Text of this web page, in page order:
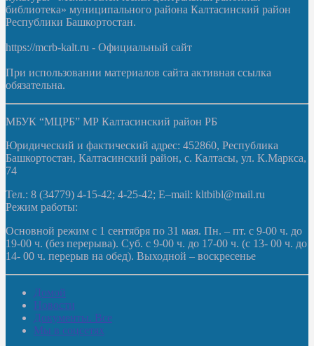
библиотека» муниципального района Калтасинский район
Республики Башкортостан.
https://mcrb-kalt.ru - Официальный сайт
При использовании материалов сайта активная ссылка
обязательна.
МБУК “МЦРБ” МР Калтасинский район РБ
Юридический и фактический адрес: 452860, Республика
Башкортостан, Калтасинский район, с. Калтасы, ул. К.Маркса,
74
Тел.: 8 (34779) 4-15-42; 4-25-42; E–mail: kltbibl@mail.ru
Режим работы:
Основной режим с 1 сентября по 31 мая. Пн. – пт. с 9-00 ч. до
19-00 ч. (без перерыва). Суб. с 9-00 ч. до 17-00 ч. (с 13- 00 ч. до
14- 00 ч. перерыв на обед). Выходной – воскресенье
Домой
Новости
Документы. Все
Мы в соцсетях